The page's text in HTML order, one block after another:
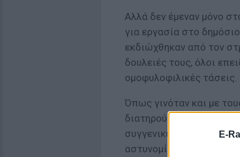
E-
Αλλά δεν έμεναν μόνο
για εργασία στο
εκδιώχθηκαν από τον
δουλειές τους, όλοι
ομοφυλοφιλικές τάσεις.
Όπως γινόταν και με
διατηρούσε
συγγενικών και
αστυνομία με